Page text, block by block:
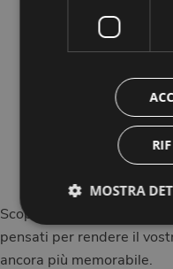
Le
OFFERTE E
SOGGIORNO
Scoprite le offerte
pensati per rendere il
ancora più memorabile.
MOSTRA